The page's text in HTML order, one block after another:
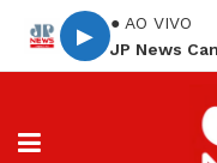
▶
● AO VIVO
JP News